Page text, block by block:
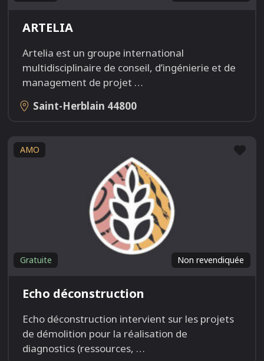
ARTELIA
Artelia est un groupe international
multidisciplinaire de conseil, d’ingénierie et de
management de projet …
Saint-Herblain 44800
AMO
Non revendiquée
Gratuite
Echo déconstruction
Echo déconstruction intervient sur les projets
de démolition pour la réalisation de
diagnostics (ressources, …